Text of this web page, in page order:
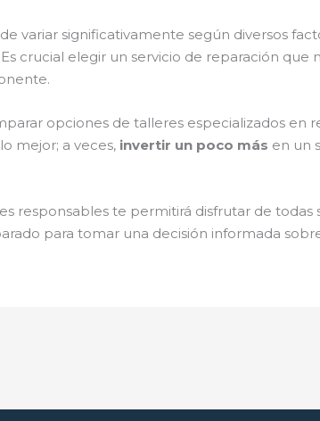
variar significativamente según diversos
crucial elegir un servicio de reparación que
opciones de talleres especializados en
mejor; a veces, invertir un poco más en un
te permitirá disfrutar de todas
para tomar una decisión informada